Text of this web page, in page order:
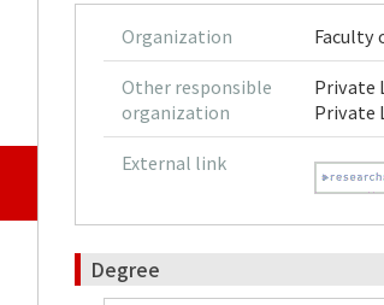
Organization
Faculty
Other responsible
organization
Private
Private
External link
Degree